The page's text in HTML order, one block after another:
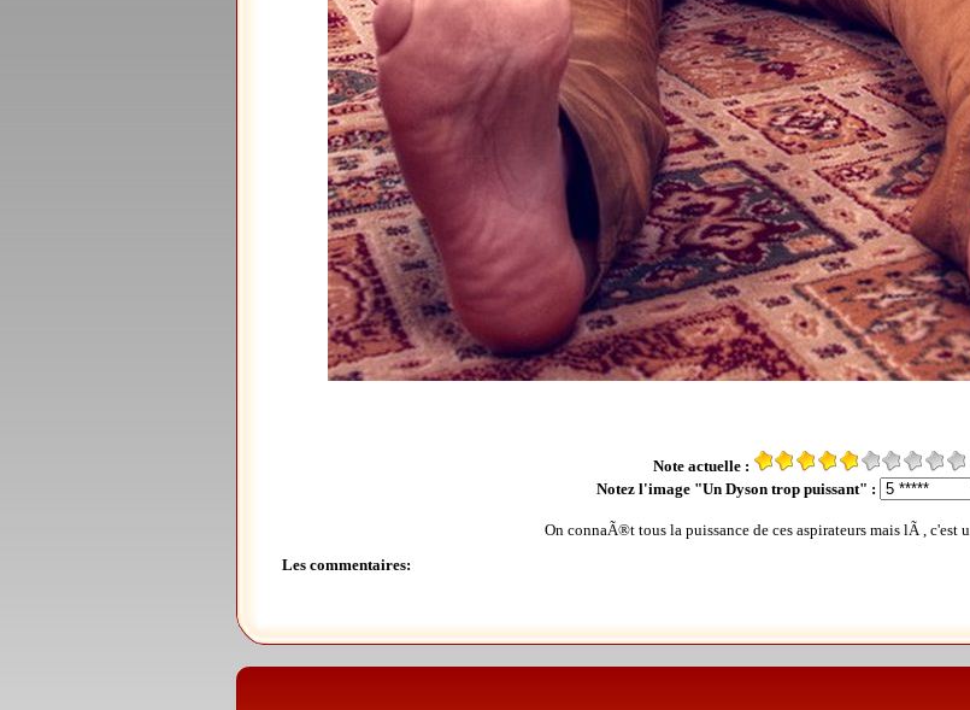
Note actuelle :
Notez l'image "Un Dyson trop puissant" :
On connaÃ®t tous la puissance de ces aspirateurs mais lÃ , c'est
Les commentaires: